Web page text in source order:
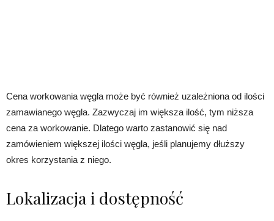
Cena workowania węgla może być również uzależniona od ilości
zamawianego węgla. Zazwyczaj im większa ilość, tym niższa
cena za workowanie. Dlatego warto zastanowić się nad
zamówieniem większej ilości węgla, jeśli planujemy dłuższy
okres korzystania z niego.
Lokalizacja i dostępność